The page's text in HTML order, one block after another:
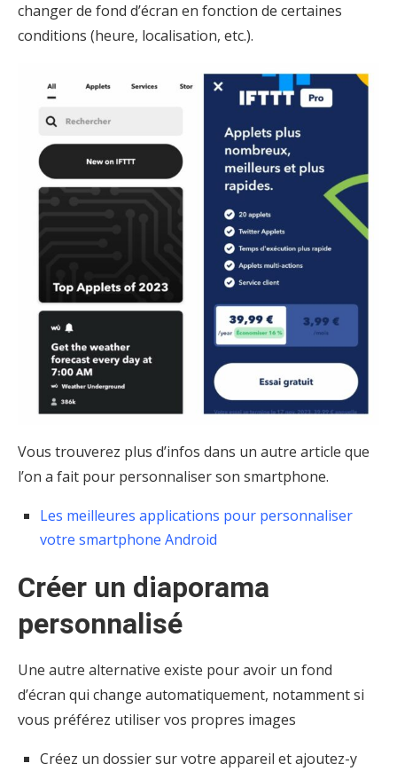
changer de fond d’écran en fonction de certaines
conditions (heure, localisation, etc.).
Vous trouverez plus d’infos dans un autre article que
l’on a fait pour personnaliser son smartphone.
Les meilleures applications pour personnaliser
votre smartphone Android
Créer un diaporama
personnalisé
Une autre alternative existe pour avoir un fond
d’écran qui change automatiquement, notamment si
vous préférez utiliser vos propres images
Créez un dossier sur votre appareil et ajoutez-y